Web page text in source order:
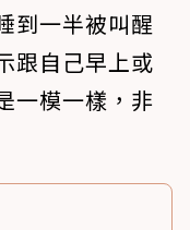
到一半被叫醒
跟自己早上或
一模一樣，非